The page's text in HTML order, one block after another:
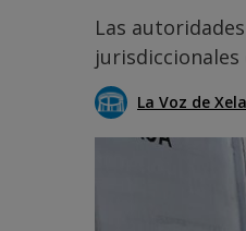
Las
La Voz de Xela